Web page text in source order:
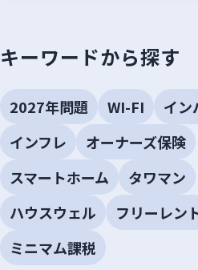
キーワードから探す
2027年問題 WI-FI
イン
インフレ
オーナーズ保険
スマートホーム
タワマン
ハウスウェル
フリーレン
ミニマム課税